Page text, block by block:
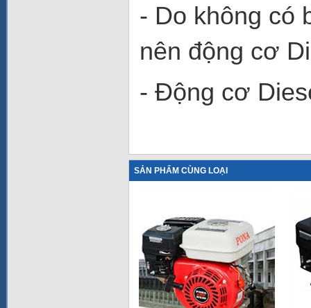
- Do không có
nên động cơ
- Động cơ
SẢN PHẨM CÙNG LOẠI